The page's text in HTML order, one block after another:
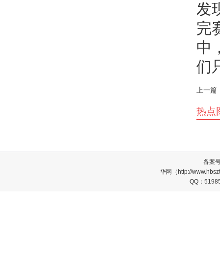
发
完
中
们
上一篇
热点
备案
华网（http://
QQ：